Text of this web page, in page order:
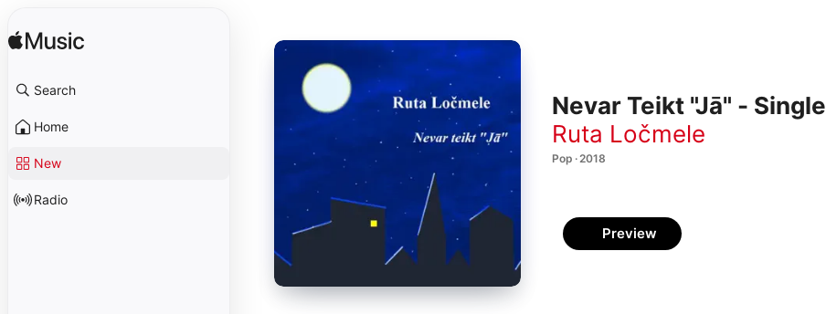
Search
Home
New
Radio
Nevar Teikt "Jā" - Single
Ruta Ločmele
Pop · 2018
Preview